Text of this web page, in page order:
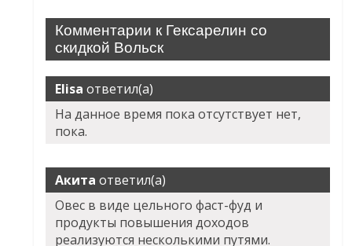
Комментарии к Гексарелин со
скидкой Вольск
Elisa ответил(а)
На данное время пока отсутствует нет,
пока.
Акита ответил(а)
Овес в виде цельного фаст-фуд и
продукты повышения доходов
реализуются несколькими путями.